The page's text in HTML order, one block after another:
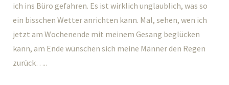
ich ins Büro gefahren. Es ist wirklich unglaublich, was so
ein bisschen Wetter anrichten kann. Mal, sehen, wen ich
jetzt am Wochenende mit meinem Gesang beglücken
kann, am Ende wünschen sich meine Männer den Regen
zurück…..